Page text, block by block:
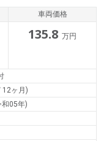
車両価格
135.8 万円
12ヶ月)
05年)